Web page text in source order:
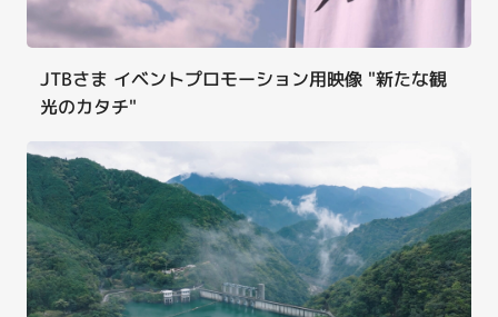
JTBさま イベントプロモーション用映像 "新たな観
光のカタチ"